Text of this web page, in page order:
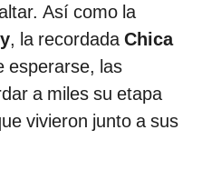
Así como la
, la recordadaChica
esperarse, las
a miles su etapa
vivieron junto a sus